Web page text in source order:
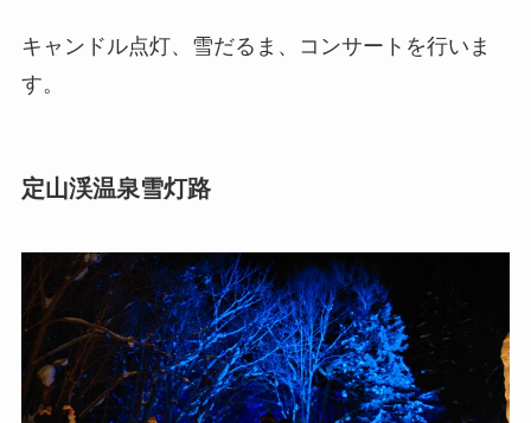
キャンドル点灯、雪だるま、コンサートを行いま
す。
定山渓温泉雪灯路